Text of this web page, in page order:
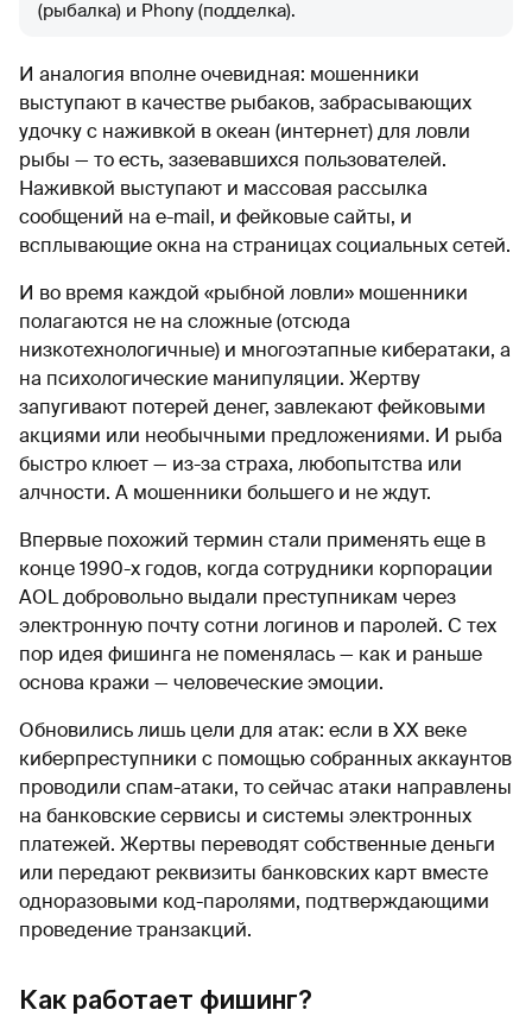
(рыбалка) и Phony (подделка).
И аналогия вполне очевидная: мошенники
выступают в качестве рыбаков, забрасывающих
удочку с наживкой в океан (интернет) для ловли
рыбы — то есть, зазевавшихся пользователей.
Наживкой выступают и массовая рассылка
сообщений на e-mail, и фейковые сайты, и
всплывающие окна на страницах социальных сетей.
И во время каждой «рыбной ловли» мошенники
полагаются не на сложные (отсюда
низкотехнологичные) и многоэтапные кибератаки, а
на психологические манипуляции. Жертву
запугивают потерей денег, завлекают фейковыми
акциями или необычными предложениями. И рыба
быстро клюет — из-за страха, любопытства или
алчности. А мошенники большего и не ждут.
Впервые похожий термин стали применять еще в
конце 1990-х годов, когда сотрудники корпорации
AOL добровольно выдали преступникам через
электронную почту сотни логинов и паролей. С тех
пор идея фишинга не поменялась — как и раньше
основа кражи — человеческие эмоции.
Обновились лишь цели для атак: если в XX веке
киберпреступники с помощью собранных аккаунтов
проводили спам-атаки, то сейчас атаки направлены
на банковские сервисы и системы электронных
платежей. Жертвы переводят собственные деньги
или передают реквизиты банковских карт вместе
одноразовыми код-паролями, подтверждающими
проведение транзакций.
Как работает фишинг?